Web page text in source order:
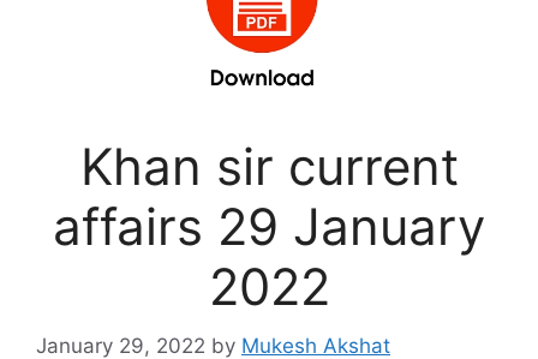
Khan sir current
affairs 29 January
2022
January 29, 2022 by Mukesh Akshat